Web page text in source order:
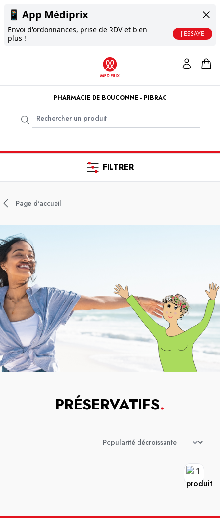
📱 App Médiprix
Envoi d'ordonnances, prise de RDV et bien
plus !
J'ESSAYE
PHARMACIE DE BOUCONNE - PIBRAC
FILTRER
Page d'accueil
PRÉSERVATIFS.